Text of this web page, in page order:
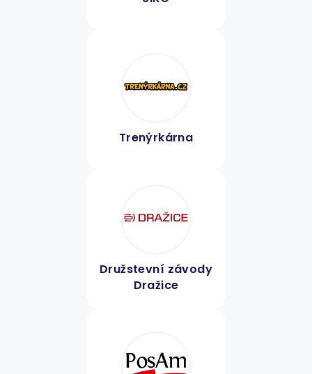
Trenýrkárna
Družstevní závody
Dražice